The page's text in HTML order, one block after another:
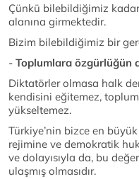
Çünkü bilebildiğimiz
alanına girmektedir.
Bizim bilebildiğimiz bir
- Toplumlara özgürlüğün
Diktatörler olmasa halk
kendisini eğitemez,
yükseltemez.
Türkiye’nin bizce en
rejimine ve demokratik
ve dolayısıyla da, bu
ulaşmış olmasıdır.